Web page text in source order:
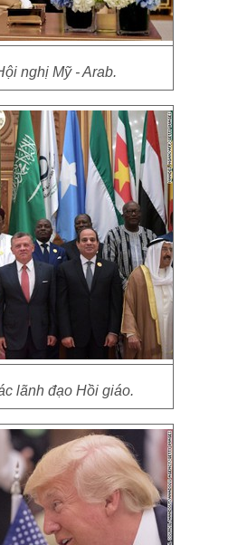
nghị Mỹ - Arab.
lãnh đạo Hồi giáo.